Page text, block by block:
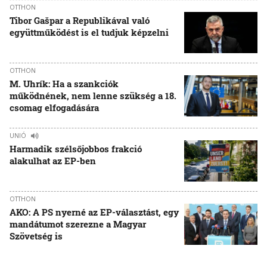
OTTHON
Tibor Gašpar a Republikával való
együttműködést is el tudjuk képzelni
OTTHON
M. Uhrík: Ha a szankciók
működnének, nem lenne szükség a 18.
csomag elfogadására
UNIÓ
Harmadik szélsőjobbos frakció
alakulhat az EP-ben
OTTHON
AKO: A PS nyerné az EP-választást, egy
mandátumot szerezne a Magyar
Szövetség is